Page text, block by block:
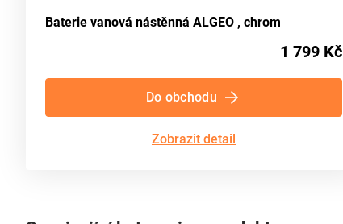
Baterie vanová nástěnná ALGEO , chrom
1 799 Kč
Do obchodu
Zobrazit detail